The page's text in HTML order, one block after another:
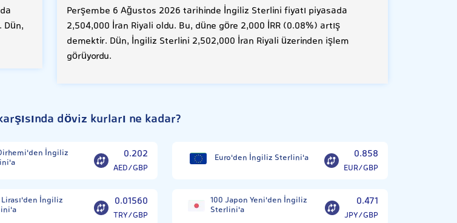
Dün,
Perşembe 6 Ağustos 2026 tarihinde İngiliz Sterlini fiyatı piyasada
2,504,000 İran Riyali oldu. Bu, düne göre 2,000 İRR (0.08%) artış
demektir. Dün, İngiliz Sterlini 2,502,000 İran Riyali üzerinden işlem
görüyordu.
döviz kurları ne kadar?
İngiliz 0.202
AED/GBP
Euro'den İngiliz Sterlini'a 0.858
EUR/GBP
İngiliz 0.01560
TRY/GBP
100 Japon Yeni'den İngiliz
Sterlini'a
0.471
JPY/GBP